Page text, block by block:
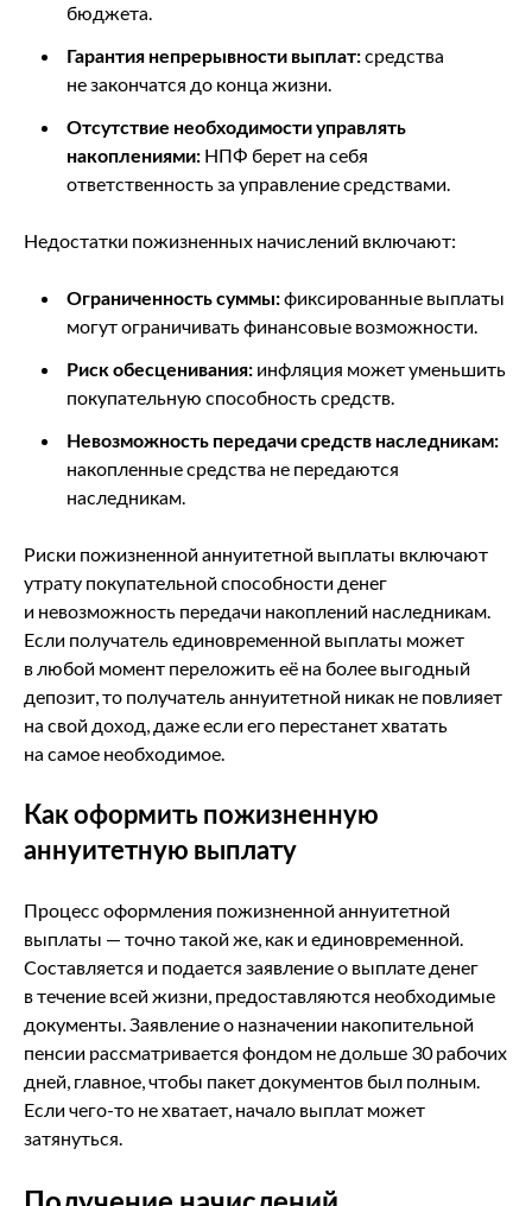
бюджета.
Гарантия непрерывности выплат:средства
не закончатся до конца жизни.
Отсутствие необходимости управлять
накоплениями: НПФ берет на себя
ответственность за управление средствами.
Недостатки пожизненных начислений включают:
Ограниченность суммы:фиксированные выплаты
могут ограничивать финансовые возможности.
Риск обесценивания: инфляция может уменьшить
покупательную способность средств.
Невозможность передачи средств наследникам:
накопленные средства не передаются
наследникам.
Риски пожизненной аннуитетной выплаты включают
утрату покупательной способности денег
и невозможность передачи накоплений наследникам.
Если получатель единовременной выплаты может
в любой момент переложить её на более выгодный
депозит, то получатель аннуитетной никак не повлияет
на свой доход, даже если его перестанет хватать
на самое необходимое.
Как оформить пожизненную
аннуитетную выплату
Процесс оформления пожизненной аннуитетной
выплаты — точно такой же, как и единовременной.
Составляется и подается заявление о выплате денег
в течение всей жизни, предоставляются необходимые
документы. Заявление о назначении накопительной
пенсии рассматривается фондом не дольше 30 рабочих
дней, главное, чтобы пакет документов был полным.
Если чего-то не хватает, начало выплат может
затянуться.